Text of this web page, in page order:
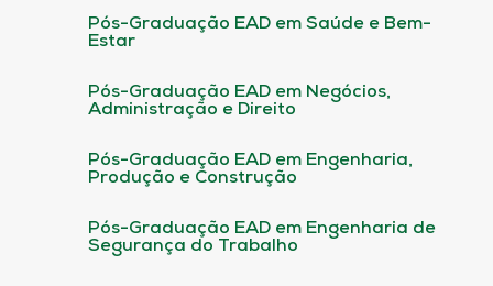
Pós-Graduação EAD em Saúde e Bem-
Estar
Pós-Graduação EAD em Negócios,
Administração e Direito
Pós-Graduação EAD em Engenharia,
Produção e Construção
Pós-Graduação EAD em Engenharia de
Segurança do Trabalho